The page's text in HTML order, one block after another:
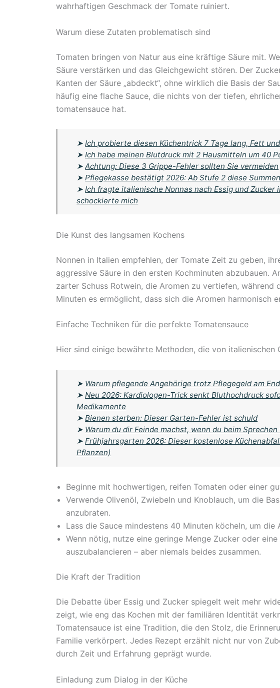
wahrhaftigen Geschmack der Tomate ruiniert.
Warum diese Zutaten problematisch sind
Tomaten bringen von Natur aus eine kräftige Säure mit.
Säure verstärken und das Gleichgewicht stören. Der
Kanten der Säure „abdeckt“, ohne wirklich die Basis der
häufig eine flache Sauce, die nichts von der tiefen,
tomatensauce hat.
➤Ich probierte diesen Küchentrick 7 Tage lang, Fett
➤Ich habe meinen Blutdruck mit 2 Hausmitteln um 40
➤Achtung: Diese 3 Grippe-Fehler sollten Sie vermeiden
➤Pflegekasse bestätigt 2026: Ab Stufe 2 diese
➤Ich fragte italienische Nonnas nach Essig und
schockierte mich
Die Kunst des langsamen Kochens
Nonnen in Italien empfehlen, der Tomate Zeit zu geben,
aggressive Säure in den ersten Kochminuten abzubauen.
zarter Schuss Rotwein, die Aromen zu vertiefen, während
Minuten es ermöglicht, dass sich die Aromen harmonisch
Einfache Techniken für die perfekte Tomatensauce
Hier sind einige bewährte Methoden, die von italienischen
➤ Warum pflegende Angehörige trotz Pflegegeld am
➤Neu 2026: Kardiologen-Trick senkt Bluthochdruck
Medikamente
➤Bienen sterben: Dieser Garten-Fehler ist schuld
➤ Warum du dir Feinde machst, wenn du beim
➤Frühjahrsgarten 2026: Dieser kostenlose
Pflanzen)
Beginne mit hochwertigen, reifen Tomaten oder einer
Verwende Olivenöl, Zwiebeln und Knoblauch, um die
anzubraten.
Lass die Sauce mindestens 40 Minuten köcheln, um die
Wenn nötig, nutze eine geringe Menge Zucker oder
auszubalancieren – aber niemals beides zusammen.
Die Kraft der Tradition
Die Debatte über Essig und Zucker spiegelt weit mehr
zeigt, wie eng das Kochen mit der familiären Identität
Tomatensauce ist eine Tradition, die den Stolz, die
Familie verkörpert. Jedes Rezept erzählt nicht nur von
durch Zeit und Erfahrung geprägt wurde.
Einladung zum Dialog in der Küche